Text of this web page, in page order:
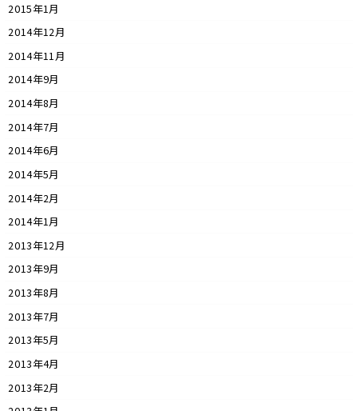
2015年1月
2014年12月
2014年11月
2014年9月
2014年8月
2014年7月
2014年6月
2014年5月
2014年2月
2014年1月
2013年12月
2013年9月
2013年8月
2013年7月
2013年5月
2013年4月
2013年2月